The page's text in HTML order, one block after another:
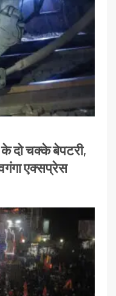
दो चक्के बेपटरी,
एक्सप्रेस